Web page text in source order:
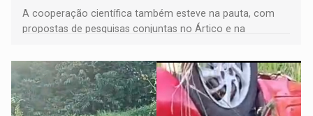
A cooperação científica também esteve na pauta, com
propostas de pesquisas conjuntas no Ártico e na